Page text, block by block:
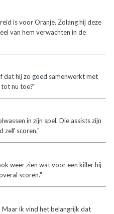
is voor Oranje. Zolang hij deze
van hem verwachten in de
hij zo goed samenwerkt met
nu toe?"
in zijn spel. Die assists zijn
zelf scoren."
weer zien wat voor een killer hij
scoren."
Maar ik vind het belangrijk dat